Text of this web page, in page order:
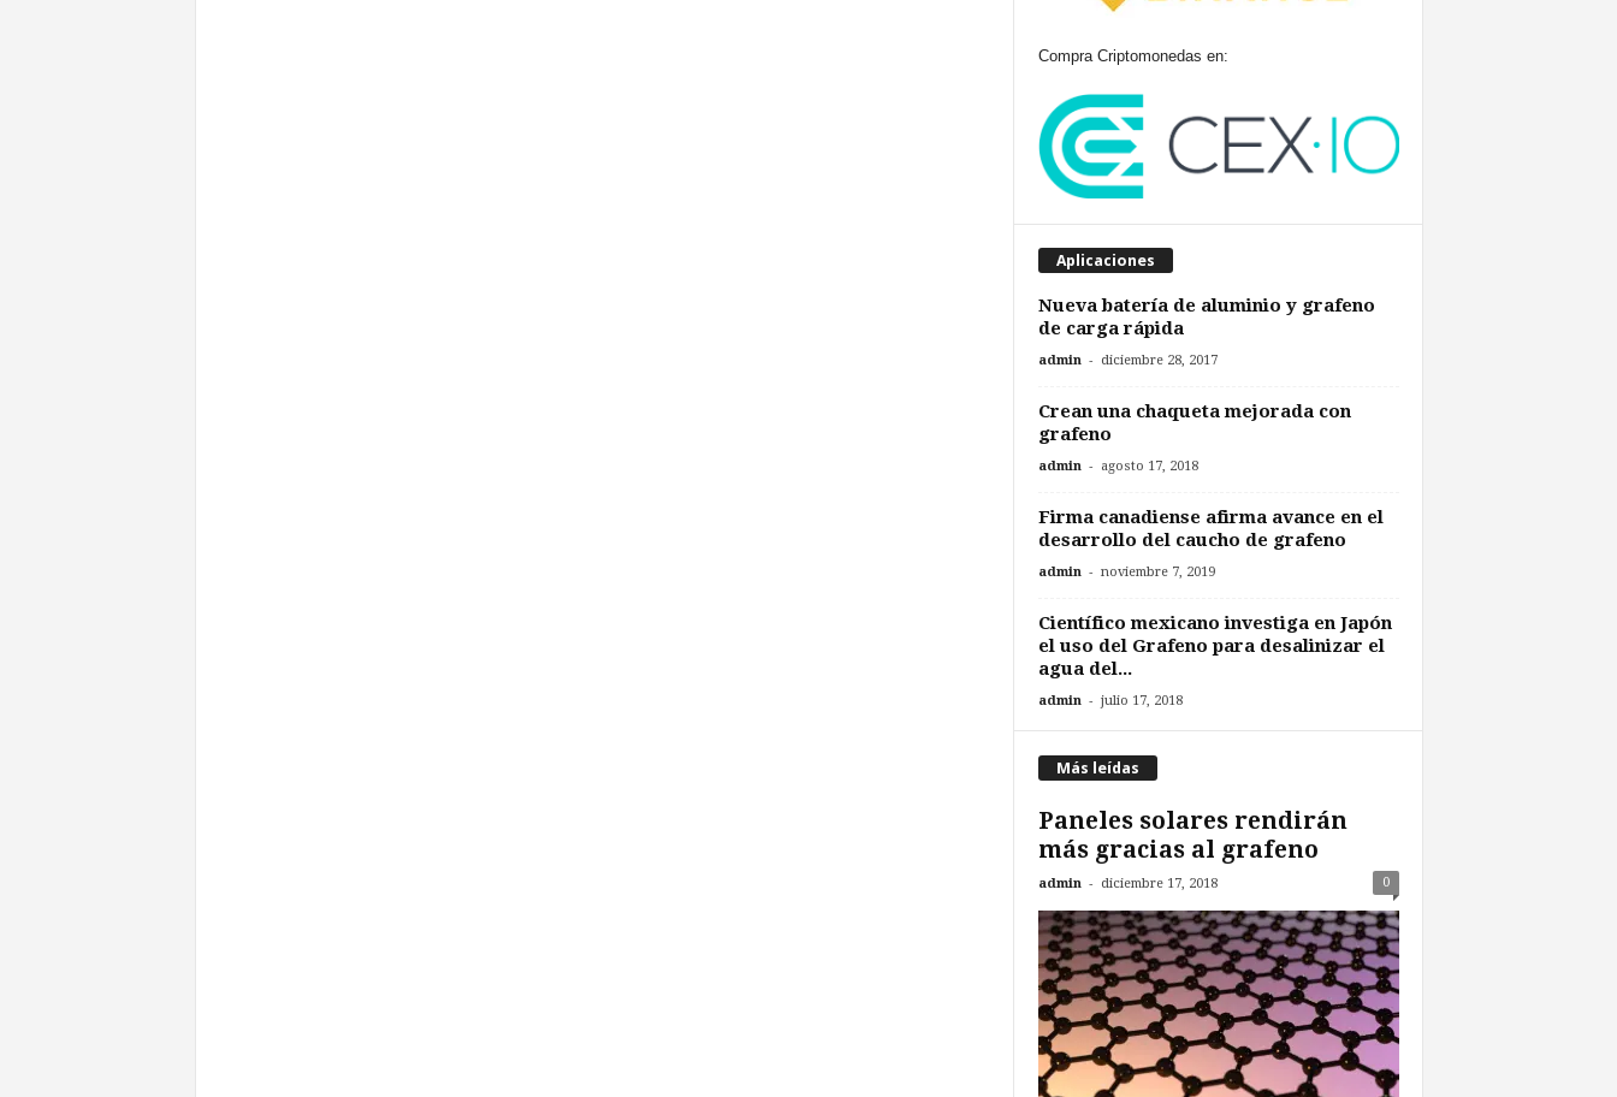
Compra Criptomonedas en:
Aplicaciones
Nueva batería de aluminio y grafeno
de carga rápida
admin - diciembre 28, 2017
Crean una chaqueta mejorada con
grafeno
admin - agosto 17, 2018
Firma canadiense afirma avance en el
desarrollo del caucho de grafeno
admin - noviembre 7, 2019
Científico mexicano investiga en Japón
el uso del Grafeno para desalinizar el
agua del...
admin - julio 17, 2018
Más leídas
Paneles solares rendirán
más gracias al grafeno
admin - diciembre 17, 2018 0